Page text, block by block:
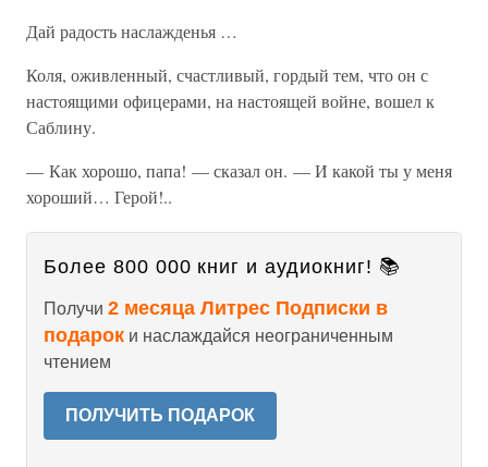
Дай радость наслажденья …
Коля, оживленный, счастливый, гордый тем, что он с
настоящими офицерами, на настоящей войне, вошел к
Саблину.
— Как хорошо, папа! — сказал он. — И какой ты у меня
хороший… Герой!..
Более 800 000 книг и аудиокниг! 📚
Получи 2 месяца Литрес Подписки в
подарок и наслаждайся неограниченным
чтением
ПОЛУЧИТЬ ПОДАРОК